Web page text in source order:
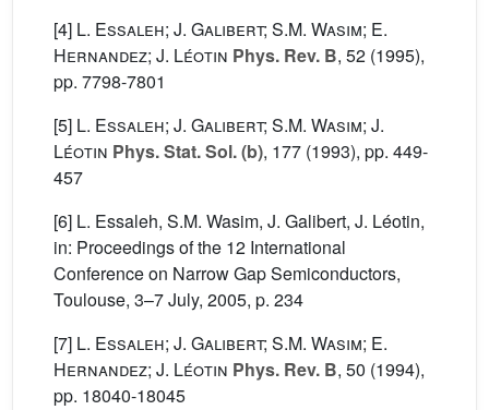
[4] L. Essaleh; J. Galibert; S.M. Wasim; E.
Hernandez; J. Léotin Phys. Rev. B, 52 (1995),
pp. 7798-7801
[5] L. Essaleh; J. Galibert; S.M. Wasim; J.
Léotin Phys. Stat. Sol. (b), 177 (1993), pp. 449-
457
[6] L. Essaleh, S.M. Wasim, J. Galibert, J. Léotin,
in: Proceedings of the 12 International
Conference on Narrow Gap Semiconductors,
Toulouse, 3–7 July, 2005, p. 234
[7] L. Essaleh; J. Galibert; S.M. Wasim; E.
Hernandez; J. Léotin Phys. Rev. B, 50 (1994),
pp. 18040-18045